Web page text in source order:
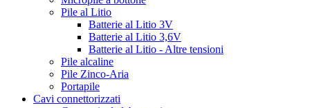
Pile al Litio
Batterie al Litio 3V
Batterie al Litio 3,6V
Batterie al Litio - Altre tensioni
Pile alcaline
Pile Zinco-Aria
Portapile
Cavi connettorizzati